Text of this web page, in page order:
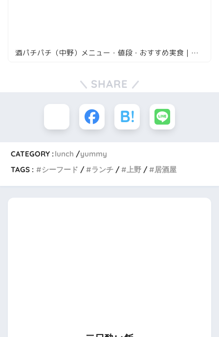
酒パチパチ（中野）メニュー・値段・おすすめ実食｜ハシゴ酒の本命立ち飲み
SHARE
CATEGORY : lunch
yummy
TAGS :
シーフード ランチ 上野 居酒屋